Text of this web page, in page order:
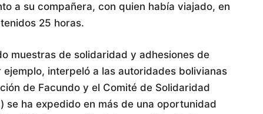
a su compañera, con quien había viajado, en
25 horas.
muestras de solidaridad y adhesiones de
interpeló a las autoridades bolivianas
de Facundo y el Comité de Solidaridad
se ha expedido en más de una oportunidad